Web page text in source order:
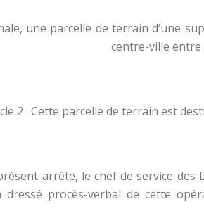
une parcelle de terrain d’une
centre-ville entre
2 : Cette parcelle de terrain est
arrêté, le chef de service
dressé procès-verbal de cette